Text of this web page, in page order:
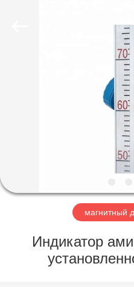
ПУТЕШЕСТВИЕ
ФАБРИКИ
ПРОВЕРКА
магнитный
Индикатор